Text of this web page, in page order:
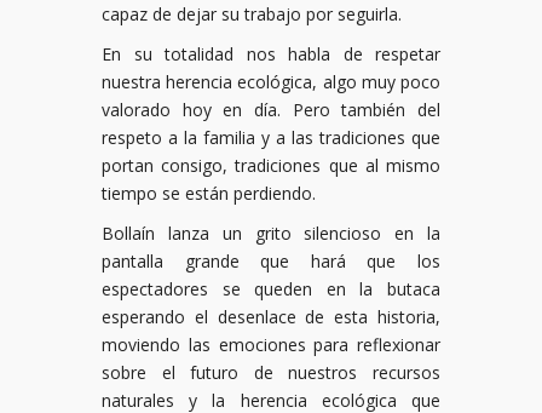
capaz de dejar su trabajo por seguirla.
En su totalidad nos habla de respetar
nuestra herencia ecológica, algo muy poco
valorado hoy en día. Pero también del
respeto a la familia y a las tradiciones que
portan consigo, tradiciones que al mismo
tiempo se están perdiendo.
Bollaín lanza un grito silencioso en la
pantalla grande que hará que los
espectadores se queden en la butaca
esperando el desenlace de esta historia,
moviendo las emociones para reflexionar
sobre el futuro de nuestros recursos
naturales y la herencia ecológica que